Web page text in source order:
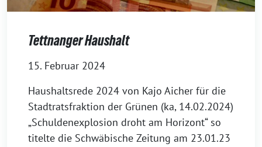
Tettnanger Haushalt
15. Februar 2024
Haushaltsrede 2024 von Kajo Aicher für die
Stadtratsfraktion der Grünen (ka, 14.02.2024)
„Schuldenexplosion droht am Horizont“ so
titel­te die Schwäbische Zeitung am 23.01.23